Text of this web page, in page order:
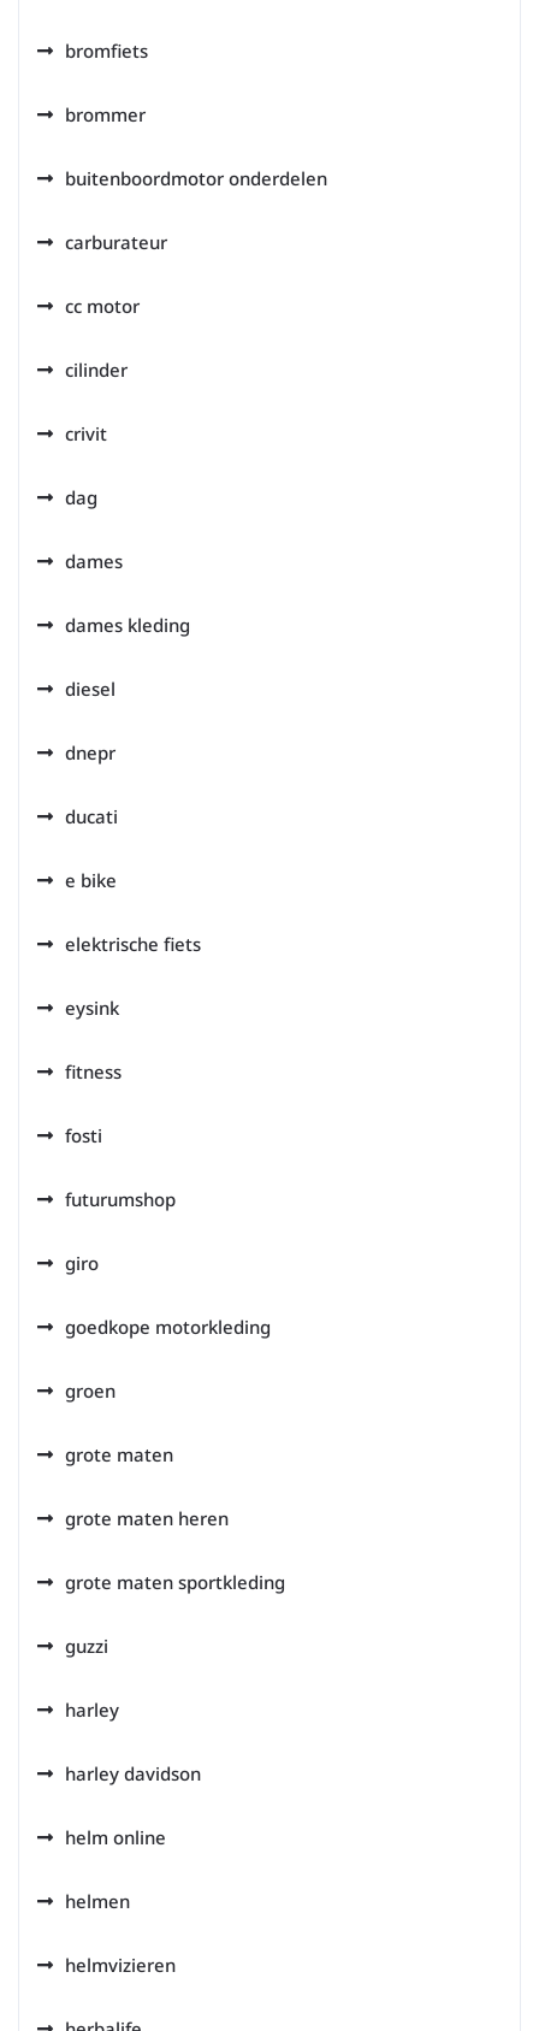
bromfiets
brommer
buitenboordmotor onderdelen
carburateur
cc motor
cilinder
crivit
dag
dames
dames kleding
diesel
dnepr
ducati
e bike
elektrische fiets
eysink
fitness
fosti
futurumshop
giro
goedkope motorkleding
groen
grote maten
grote maten heren
grote maten sportkleding
guzzi
harley
harley davidson
helm online
helmen
helmvizieren